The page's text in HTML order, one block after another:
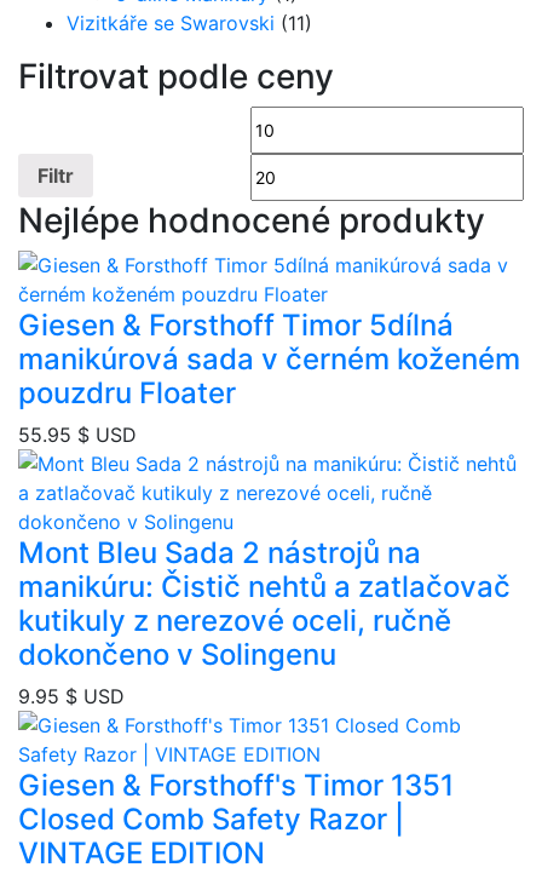
Vizitkáře se Swarovski (11)
Filtrovat podle ceny
Minimální
Filtr
Nejlépe hodnocené produkty
Giesen & Forsthoff Timor 5dílná
manikúrová sada v černém koženém
pouzdru Floater
55.95 $ USD
Mont Bleu Sada 2 nástrojů na
manikúru: Čistič nehtů a zatlačovač
kutikuly z nerezové oceli, ručně
dokončeno v Solingenu
9.95 $ USD
Giesen & Forsthoff's Timor 1351
Closed Comb Safety Razor |
VINTAGE EDITION